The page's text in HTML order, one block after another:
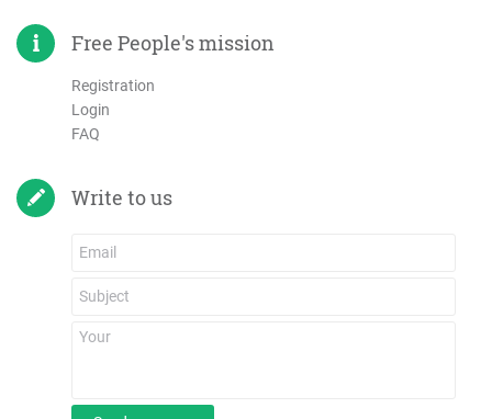
Free People's mission
Registration
Login
FAQ
Write to us